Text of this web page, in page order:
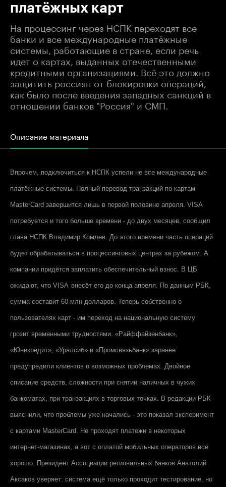
платёжных карт
На процессинг через НСПК переходят все
банки и все международные платёжные
системы, работающие в стране, если речь
идет о картах, выданных отечественными
кредитными организациями. Всё это должно
защитить россиян от блокировки операций,
как было после введения западных санкций в
отношении банков "Россия" и СМП.
Описание материала
Впрочем, подключиться к НСПК успели не все международные
платёжные системы. Полный перевод транзакций по картам
MasterCard завершится лишь в первой половине апреля. VISA
потребуется и того больше времени - до двух месяцев, сообщил
глава НСПК Владимир Комлев. До этого времени часть операций
будет обрабатываться в процессинговых центрах за рубежом. А
компании придётся заплатить обеспечительный взнос. В ЦБ
ожидают, что VISA внесёт его до конца апреля. По данным РБК,
сумма составит 60 млн долларов. Теперь собственно о
пользователях карт - им переход на национальную систему
грозит временными трудностями. «Райффайзенбанк»,
«Юникредит», «Уралсиб» и «Промсвязьбанк» заранее
предупредили клиентов о возможных проблемах. Двойное
списание средств, сложности при снятии наличных в чужих
банкоматах, при транзакциях в торговых точках. В редакции РБК
выяснили, что проблемы уже начались - это показал эксперимент
с картами MasterCard. Не проходят платежи в некоторых
интернет-магазинах, а вот с оплатой мобильных операторов всё
хорошо. Президент Ассоциации региональных банков Анатолий
Аксаков уверяет: система ещё только проходит тестирование, но